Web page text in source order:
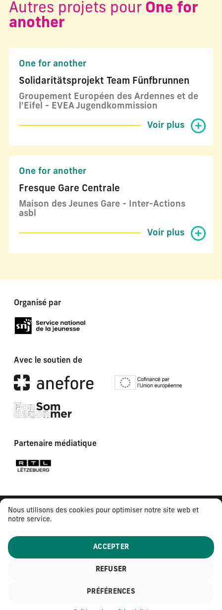
Nous utilisons des cookies pour optimiser notre site web et
notre service.
ACCEPTER
REFUSER
PRÉFÉRENCES
Autres projets pour One for
another
One for another
Solidaritätsprojekt Team Fünfbrunnen
Groupement Européen des Ardennes et de
l'Eifel - EVEA Jugendkommission
Voir plus
One for another
Fresque Gare Centrale
Maison des Jeunes Gare - Inter-Actions
asbl
Voir plus
Organisé par
Avec le soutien de
Partenaire médiatique